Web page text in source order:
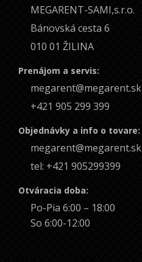
MEGARENT-SAMI,s.r.o.
Bánovská cesta 6
010 01 ŽILINA
Prenájom a servis:
megarent@megarent.sk
+421 905 299 399
Objednávky a info o tovare:
megarent@megarent.sk
tel: +421 905299399
Otváracia doba:
Po-Pia 6:00 – 18:00
So 6:00-12:00